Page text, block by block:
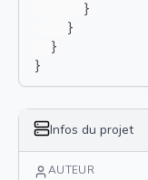
}
}
}
}
Infos du projet
AUTEUR